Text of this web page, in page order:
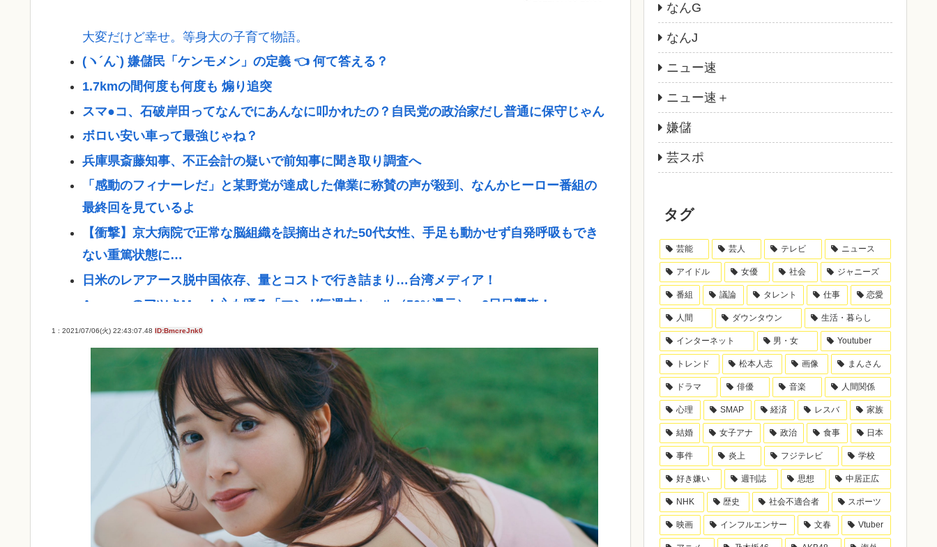
大変だけど幸せ。等身大の子育て物語。
(ヽ´ん`) 嫌儲民「ケンモメン」の定義 👈 何て答える？
1.7kmの間何度も何度も 煽り追突
スマ●コ、石破岸田ってなんでにあんなに叩かれたの？自民党の政治家だし普通に保守じゃん
ボロい安い車って最強じゃね？
兵庫県斎藤知事、不正会計の疑いで前知事に聞き取り調査へ
「感動のフィナーレだ」と某野党が達成した偉業に称賛の声が殺到、なんかヒーロー番組の
最終回を見ているよ
【衝撃】京大病院で正常な脳組織を誤摘出された50代女性、手足も動かせず自発呼吸もでき
ない重篤状態に…
日米のレアアース脱中国依存、量とコストで行き詰まり…台湾メディア！
AmazonのアツさMax！心も踊る「マンガ毎週末セール（50%還元）」2日目襲来！
【朗報】 国交省「『四国新幹線』と『東九州新幹線』、ガチで検討するわ。ガチのマジ」
グリーンコーラ？！
誤って脳幹を摘出された女性､重篤な植物状態だが､意識は正常で何かを思考していると判明
【訃報】外国人さんにまだバレてないガチで美味い日本の食べ物www
【悲報】コメ卸大手さん、営業利益83％減 高値で買い込んだ米が売れず「損切り祭り」開
【画像】男の一人暮らし部屋、結局このあたりが最強www
Powered by livedoor 相互RSS
1 : 2021/07/06(火) 22:43:07.48 ID:BmcreJnk0
なんG
なんJ
ニュー速
ニュー速＋
嫌儲
芸スポ
タグ
芸能 芸人 テレビ ニュース
アイドル 女優 社会 ジャニーズ
番組 議論 タレント 仕事 恋愛
人間 ダウンタウン 生活・暮らし
インターネット 男・女 Youtuber
トレンド 松本人志 画像 まんさん
ドラマ 俳優 音楽 人間関係
心理 SMAP 経済 レスバ 家族
結婚 女子アナ 政治 食事 日本
事件 炎上 フジテレビ 学校
好き嫌い 週刊誌 思想 中居正広
NHK 歴史 社会不適合者 スポーツ
映画 インフルエンサー 文春 Vtuber